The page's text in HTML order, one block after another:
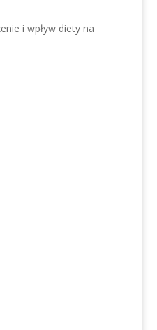
i wpływ diety na